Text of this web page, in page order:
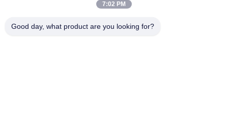
0,032 mm geëmailleerde koperen magneetdraad voor zeer
7:02 PM
Good day, what product are you looking for?